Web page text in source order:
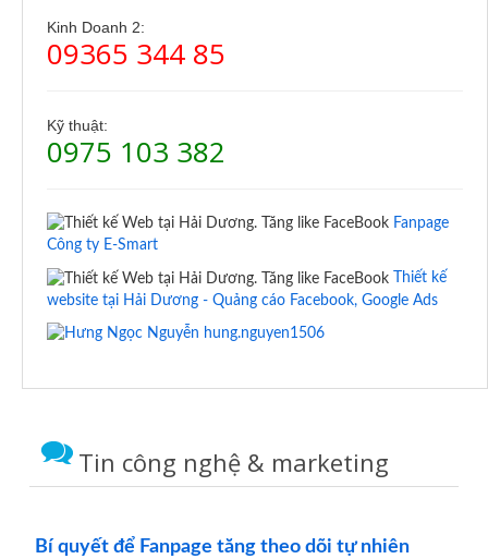
Kinh Doanh 2:
09365 344 85
Kỹ thuật:
0975 103 382
Fanpage
Công ty E-Smart
Thiết kế
website tại Hải Dương - Quảng cáo Facebook, Google Ads
hung.nguyen1506
Tin công nghệ & marketing
Bí quyết để Fanpage tăng theo dõi tự nhiên